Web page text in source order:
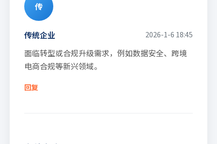
传
传统企业 2026-1-6 18:45
面临转型或合规升级需求，例如数据安全、跨境
电商合规等新兴领域。
回复